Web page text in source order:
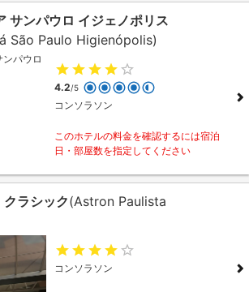
サンパウロ イジェノポリス
São Paulo Higienópolis)
4.2/5
コンソラソン
このホテルの料金を確認するには宿泊
日・部屋数を指定してください
クラシック(Astron Paulista
コンソラソン